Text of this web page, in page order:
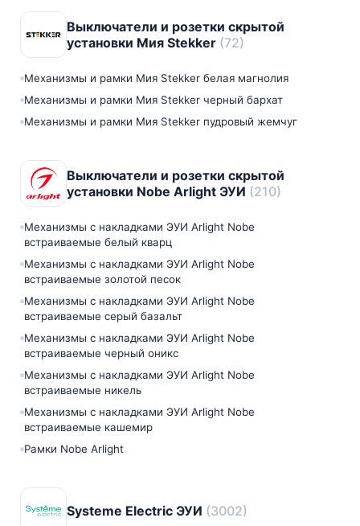
Выключатели и розетки скрытой
установки Мия Stekker (72)
Механизмы и рамки Мия Stekker белая магнолия
Механизмы и рамки Мия Stekker черный бархат
Механизмы и рамки Мия Stekker пудровый жемчуг
Выключатели и розетки скрытой
установки Nobe Arlight ЭУИ (210)
Механизмы с накладками ЭУИ Arlight Nobe
встраиваемые белый кварц
Механизмы с накладками ЭУИ Arlight Nobe
встраиваемые золотой песок
Механизмы с накладками ЭУИ Arlight Nobe
встраиваемые серый базальт
Механизмы с накладками ЭУИ Arlight Nobe
встраиваемые черный оникс
Механизмы с накладками ЭУИ Arlight Nobe
встраиваемые никель
Механизмы с накладками ЭУИ Arlight Nobe
встраиваемые кашемир
Рамки Nobe Arlight
Systeme Electric ЭУИ (3002)